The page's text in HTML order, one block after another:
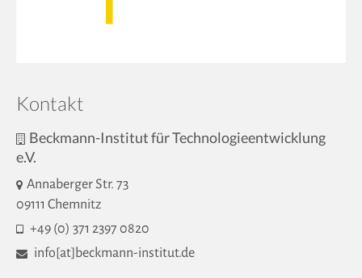
Kontakt
Beckmann-Institut für Technologieentwicklung
e.V.
Annaberger Str. 73
09111 Chemnitz
+49 (0) 371 2397 0820
info[at]beckmann-institut.de